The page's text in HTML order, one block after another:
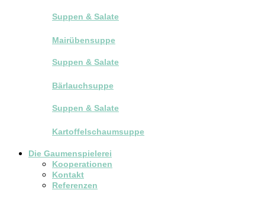
Suppen & Salate
Mairübensuppe
Suppen & Salate
Bärlauchsuppe
Suppen & Salate
Kartoffelschaumsuppe
Die Gaumenspielerei
Kooperationen
Kontakt
Referenzen